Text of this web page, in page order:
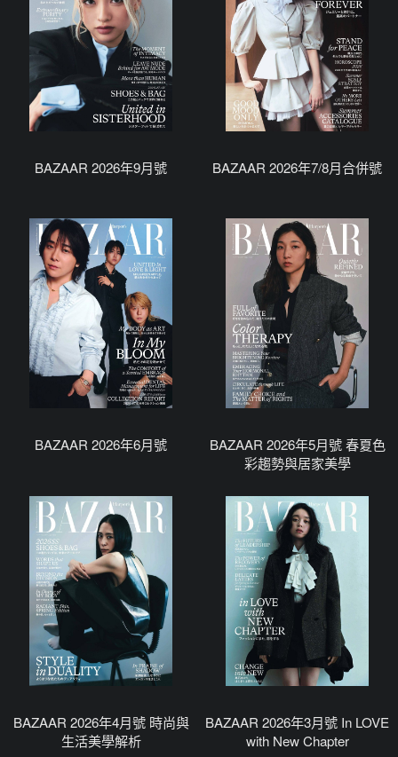
BAZAAR 2026年9月號 BAZAAR 2026年7/8月合併號
BAZAAR 2026年6月號
BAZAAR 2026年5月號 春夏色
彩趨勢與居家美學
BAZAAR 2026年4月號 時尚與
生活美學解析
BAZAAR 2026年3月號 In LOVE
with New Chapter